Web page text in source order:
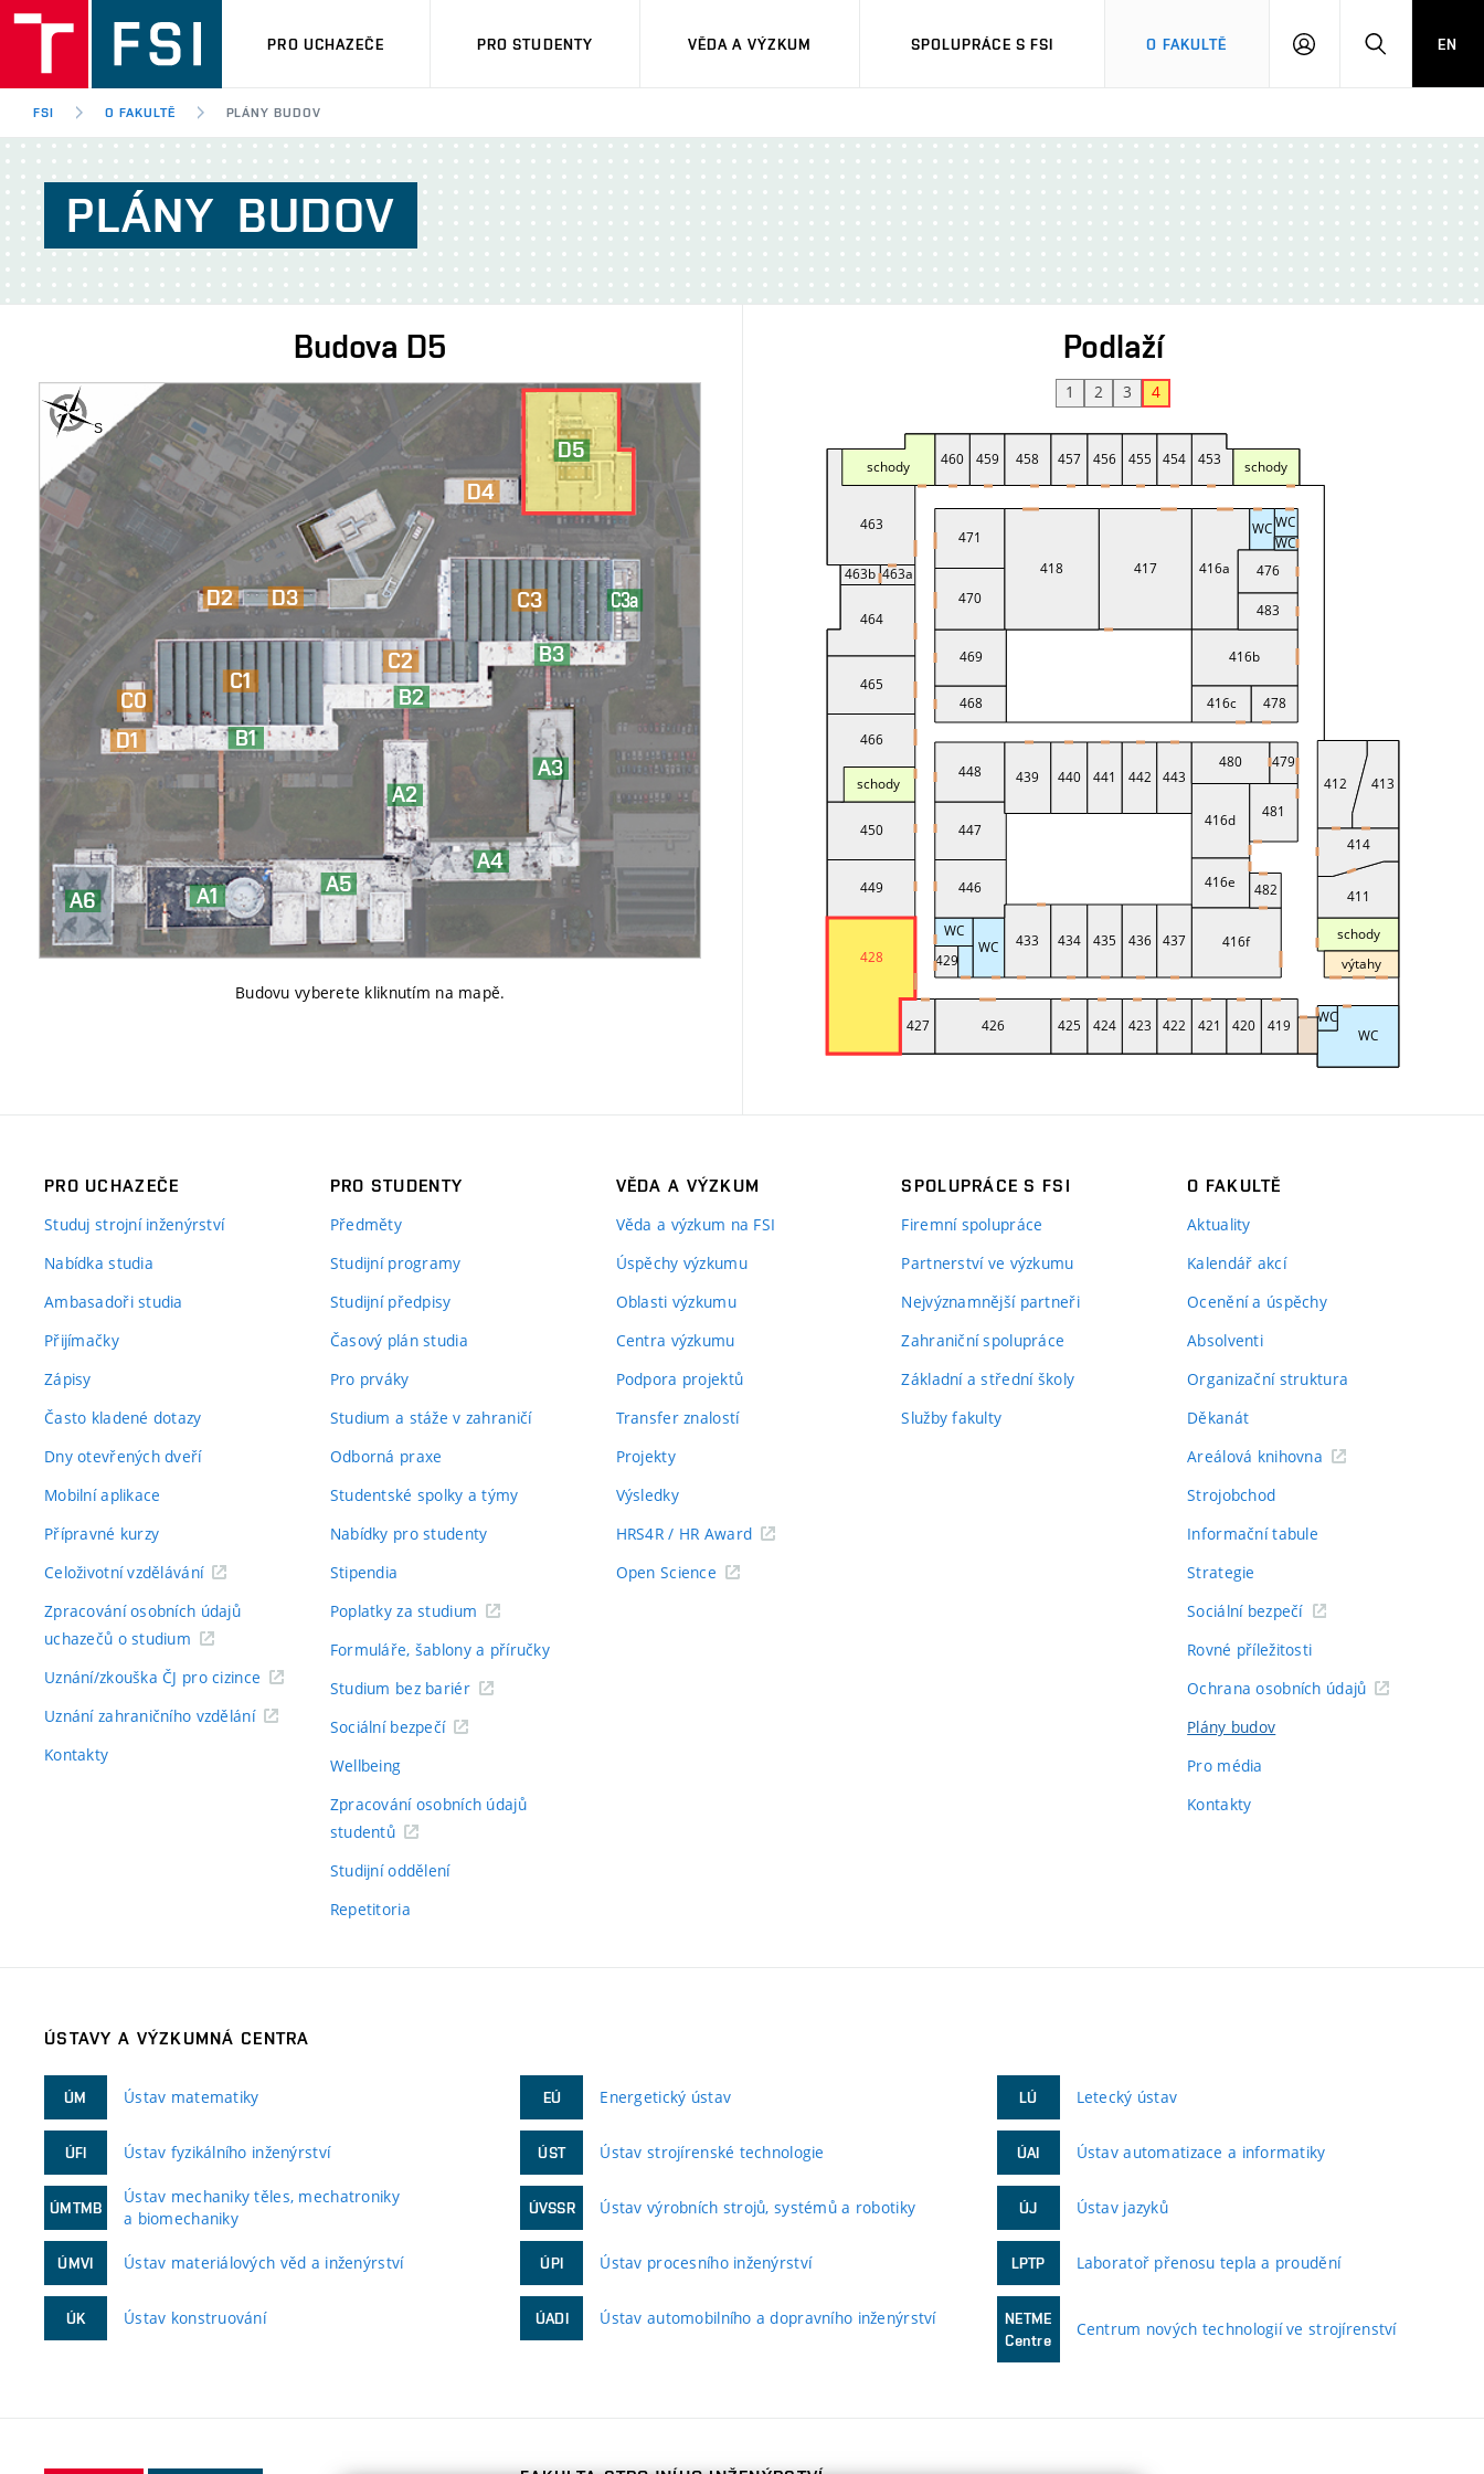
PRO UCHAZEČE PRO STUDENTY VĚDA A VÝZKUM SPOLUPRÁCE S FSI O FAKULTĚ
PŘIHLÁŠENÍHLEDAT
EN
FSI O FAKULTĚ PLÁNY BUDOV
PLÁNY BUDOV
Budova D5
Budovu vyberete kliknutím na mapě.
Podlaží
1 2 3 4
PRO UCHAZEČE
Studuj strojní inženýrství
Nabídka studia
Ambasadoři studia
Přijímačky
Zápisy
Často kladené dotazy
Dny otevřených dveří
Mobilní aplikace
Přípravné kurzy
Celoživotní vzdělávání
Zpracování osobních údajů
uchazečů o studium
Uznání/zkouška ČJ pro cizince
Uznání zahraničního vzdělání
Kontakty
PRO STUDENTY
Předměty
Studijní programy
Studijní předpisy
Časový plán studia
Pro prváky
Studium a stáže v zahraničí
Odborná praxe
Studentské spolky a týmy
Nabídky pro studenty
Stipendia
Poplatky za studium
Formuláře, šablony a příručky
Studium bez bariér
Sociální bezpečí
Wellbeing
Zpracování osobních údajů
studentů
Studijní oddělení
Repetitoria
VĚDA A VÝZKUM
Věda a výzkum na FSI
Úspěchy výzkumu
Oblasti výzkumu
Centra výzkumu
Podpora projektů
Transfer znalostí
Projekty
Výsledky
HRS4R / HR Award
Open Science
SPOLUPRÁCE S FSI
Firemní spolupráce
Partnerství ve výzkumu
Nejvýznamnější partneři
Zahraniční spolupráce
Základní a střední školy
Služby fakulty
O FAKULTĚ
Aktuality
Kalendář akcí
Ocenění a úspěchy
Absolventi
Organizační struktura
Děkanát
Areálová knihovna
Strojobchod
Informační tabule
Strategie
Sociální bezpečí
Rovné příležitosti
Ochrana osobních údajů
Plány budov
Pro média
Kontakty
ÚSTAVY A VÝZKUMNÁ CENTRA
ÚM Ústav matematiky
ÚFI Ústav fyzikálního inženýrství
ÚMTMB
Ústav mechaniky těles, mechatroniky
a biomechaniky
ÚMVI Ústav materiálových věd a inženýrství
ÚK Ústav konstruování
EÚ Energetický ústav
ÚST Ústav strojírenské technologie
ÚVSSR Ústav výrobních strojů, systémů a robotiky
ÚPI Ústav procesního inženýrství
ÚADI Ústav automobilního a dopravního inženýrství
LÚ Letecký ústav
ÚAI Ústav automatizace a informatiky
ÚJ Ústav jazyků
LPTP Laboratoř přenosu tepla a proudění
NETME
Centre
Centrum nových technologií ve strojírenství